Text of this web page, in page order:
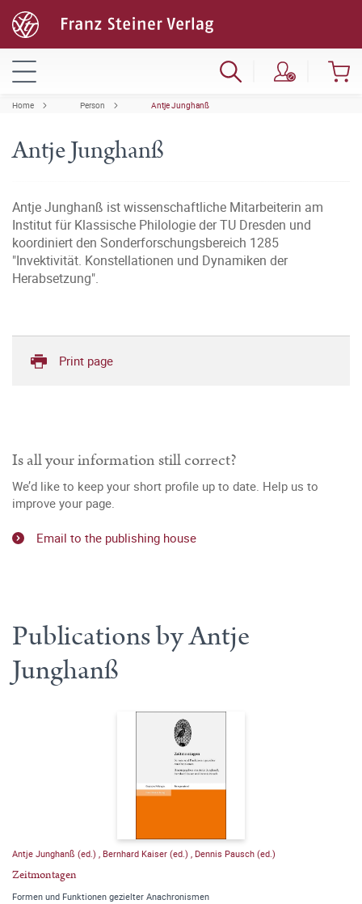
Home Person Antje Junghanß
Antje Junghanß
Antje Junghanß ist wissenschaftliche Mitarbeiterin am
Institut für Klassische Philologie der TU Dresden und
koordiniert den Sonderforschungsbereich 1285
"Invektivität. Konstellationen und Dynamiken der
Herabsetzung".
Print page
Is all your information still correct?
We’d like to keep your short profile up to date. Help us to
improve your page.
Email to the publishing house
Publications by Antje
Junghanß
Antje Junghanß (ed.) Bernhard Kaiser (ed.) Dennis Pausch (ed.)
Zeitmontagen
Formen und Funktionen gezielter Anachronismen